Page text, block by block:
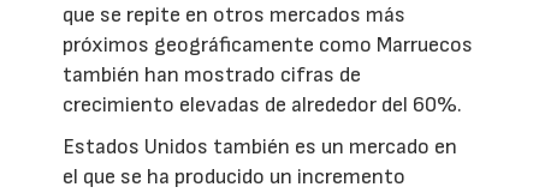
que se repite en otros mercados más
próximos geográficamente como Marruecos
también han mostrado cifras de
crecimiento elevadas de alrededor del 60%.
Estados Unidos también es un mercado en
el que se ha producido un incremento